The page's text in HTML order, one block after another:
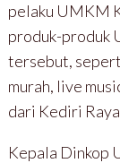
pelaku UMKM
produk-produk
tersebut,
murah, live
dari Kediri
Kepala Dinkop